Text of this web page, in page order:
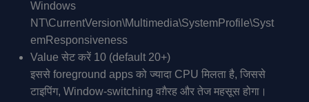
Windows
NT\CurrentVersion\Multimedia\SystemProfile\Syst
emResponsiveness
Value सेट करें 10 (default 20+)
इससे foreground apps को ज्यादा CPU मिलता है, जिससे
टाइपिंग, Window-switching वग़ैरह और तेज महसूस होगा।